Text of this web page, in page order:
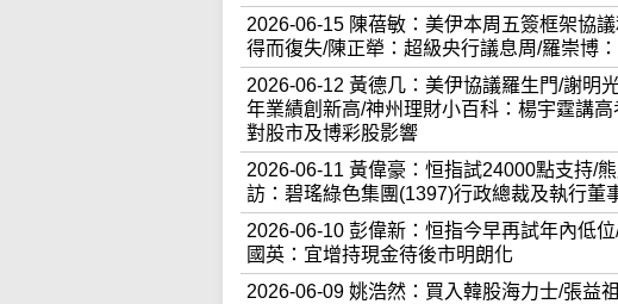
2026-06-15 陳蓓敏：美伊本周五簽框架協
得而復失/陳正犖：超級央行議息周/羅崇博
2026-06-12 黃德几：美伊協議羅生門/謝明
年業績創新高/神州理財小百科：楊宇霆講
對股市及博彩股影響
2026-06-11 黃偉豪：恒指試24000點支持/
訪：碧瑤綠色集團(1397)行政總裁及執行
2026-06-10 彭偉新：恒指今早再試年內低
國英：宜增持現金待後市明朗化
2026-06-09 姚浩然：買入韓股海力士/張益